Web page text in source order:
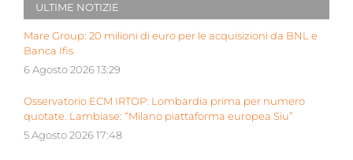
ULTIME NOTIZIE
Mare Group: 20 milioni di euro per le acquisizioni da BNL e
Banca Ifis
6 Agosto 2026 13:29
Osservatorio ECM IRTOP: Lombardia prima per numero
quotate. Lambiase: “Milano piattaforma europea Siu”
5 Agosto 2026 17:48